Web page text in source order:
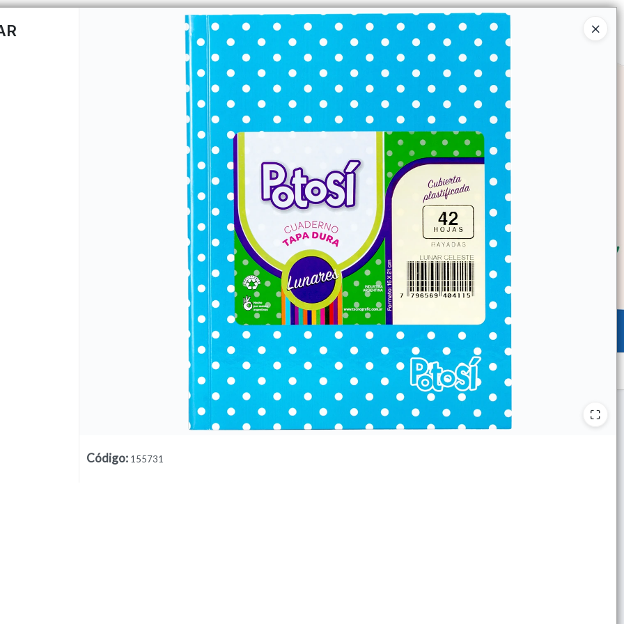
Código: 155731
Ingresar a la Tienda
CÓMO COMPRAR QUIÉNES SOMOS TIENDA MINORISTA CONTACTO